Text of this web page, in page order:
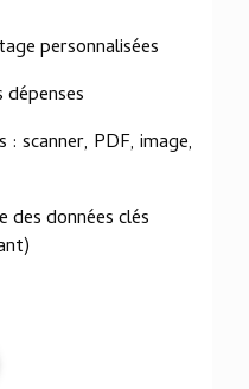
personnalisées
scanner, PDF, image,
données clés